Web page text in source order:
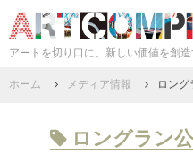
アートを切り口に、新しい価値を創造
ホーム メディア情報 ロング
ロングラン